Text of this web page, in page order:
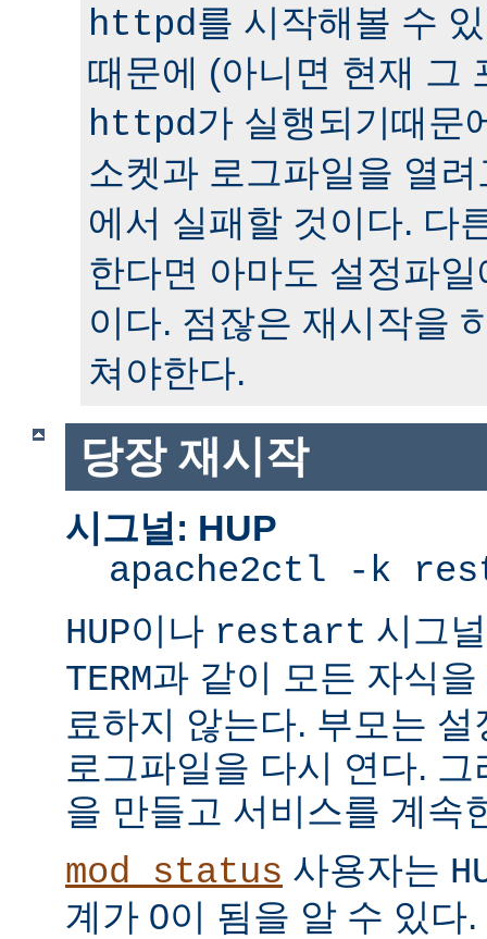
httpd를 시작해볼 수
때문에 (아니면 현재 그
httpd가 실행되기때문
소켓과 로그파일을 열
에서 실패할 것이다. 다
한다면 아마도 설정파
이다. 점잖은 재시작을
쳐야한다.
당장 재시작
시그널: HUP
apache2ctl -k
HUP이나 restart 시그
TERM과 같이 모든 자식
료하지 않는다. 부모는
로그파일을 다시 연다.
을 만들고 서비스를 계속
mod_status 사용자는
계가 0이 됨을 알 수 있다.